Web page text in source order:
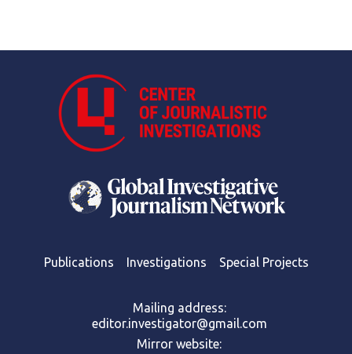
Publications Investigations Special Projects
Mailing address:
editor.investigator@gmail.com
Mirror website: